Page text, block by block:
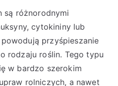
są różnorodnymi
cytokininy lub
przyśpieszanie
rodzaju roślin. Tego typu
w bardzo szerokim
rolniczych, a nawet